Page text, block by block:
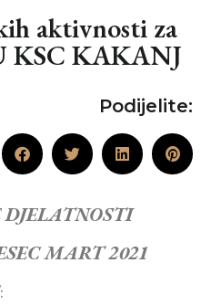
aktivnosti za
KSC KAKANJ
Podijelite:
DJELATNOSTI
MART 2021
: